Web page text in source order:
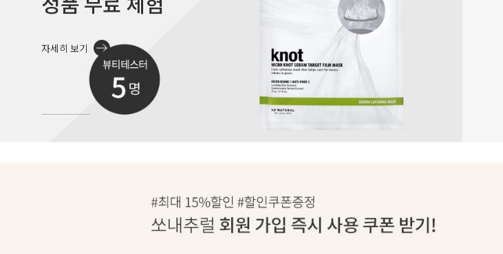
자세히 보기